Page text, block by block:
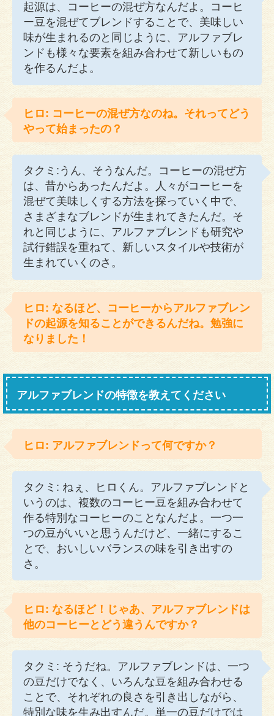
起源は、コーヒーの混ぜ方なんだよ。コーヒ
ー豆を混ぜてブレンドすることで、美味しい
味が生まれるのと同じように、アルファブレ
ンドも様々な要素を組み合わせて新しいもの
を作るんだよ。
ヒロ: コーヒーの混ぜ方なのね。それってどう
やって始まったの？
タクミ:うん、そうなんだ。コーヒーの混ぜ方
は、昔からあったんだよ。人々がコーヒーを
混ぜて美味しくする方法を探っていく中で、
さまざまなブレンドが生まれてきたんだ。そ
れと同じように、アルファブレンドも研究や
試行錯誤を重ねて、新しいスタイルや技術が
生まれていくのさ。
ヒロ: なるほど、コーヒーからアルファブレン
ドの起源を知ることができるんだね。勉強に
なりました！
アルファブレンドの特徴を教えてください
ヒロ: アルファブレンドって何ですか？
タクミ: ねぇ、ヒロくん。アルファブレンドと
いうのは、複数のコーヒー豆を組み合わせて
作る特別なコーヒーのことなんだよ。一つ一
つの豆がいいと思うんだけど、一緒にするこ
とで、おいしいバランスの味を引き出すの
さ。
ヒロ: なるほど！じゃあ、アルファブレンドは
他のコーヒーとどう違うんですか？
タクミ: そうだね。アルファブレンドは、一つ
の豆だけでなく、いろんな豆を組み合わせる
ことで、それぞれの良さを引き出しながら、
特別な味を生み出すんだ。単一の豆だけでは